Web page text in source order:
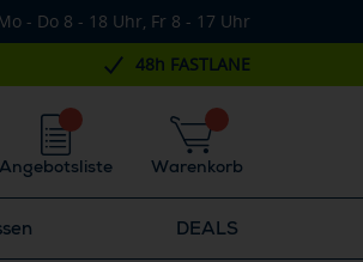
- Do 8 - 18 Uhr, Fr 8 - 17 Uhr
48h FASTLANE
Warenkorb
Angebotsliste
DEALS